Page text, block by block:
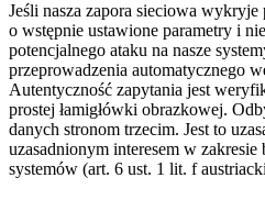
Jeśli nasza zapora sieciowa
o wstępnie ustawione parametry i
potencjalnego ataku na nasze
przeprowadzenia automatycznego
Autentyczność zapytania jest
prostej łamigłówki obrazkowej.
danych stronom trzecim. Jest to
uzasadnionym interesem w zakresie
systemów (art. 6 ust. 1 lit. f